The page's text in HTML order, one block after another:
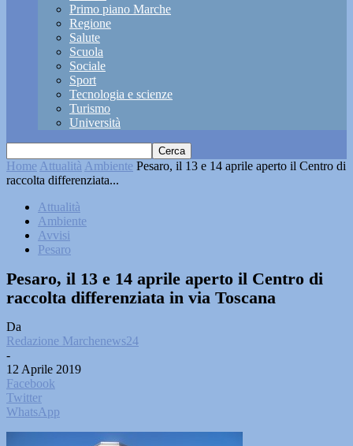
Primo piano Marche
Regione
Salute
Scuola
Sociale
Sport
Tecnologia e scienze
Turismo
Università
Home Attualità Ambiente Pesaro, il 13 e 14 aprile aperto il Centro di
raccolta differenziata...
Attualità
Ambiente
Avvisi
Pesaro
Pesaro, il 13 e 14 aprile aperto il Centro di
raccolta differenziata in via Toscana
Da
Redazione Marchenews24
-
12 Aprile 2019
Facebook
Twitter
WhatsApp